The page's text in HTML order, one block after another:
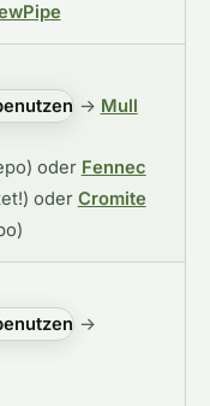
→ Mull
oder Fennec
oder Cromite
→